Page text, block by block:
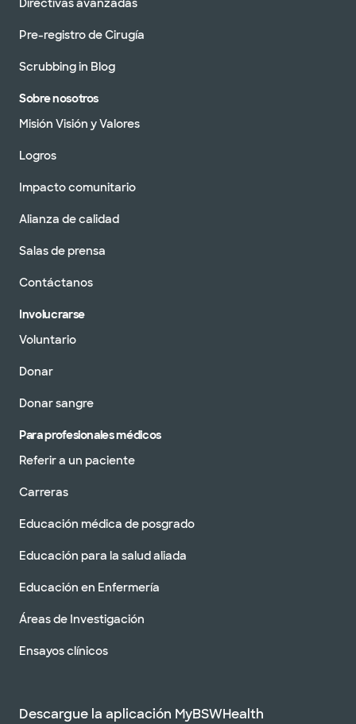
Directivas avanzadas
Pre-registro de Cirugía
Scrubbing in Blog
Sobre nosotros
Misión Visión y Valores
Logros
Impacto comunitario
Alianza de calidad
Salas de prensa
Contáctanos
Involucrarse
Voluntario
Donar
Donar sangre
Para profesionales médicos
Referir a un paciente
Carreras
Educación médica de posgrado
Educación para la salud aliada
Educación en Enfermería
Áreas de Investigación
Ensayos clínicos
Descargue la aplicación MyBSWHealth